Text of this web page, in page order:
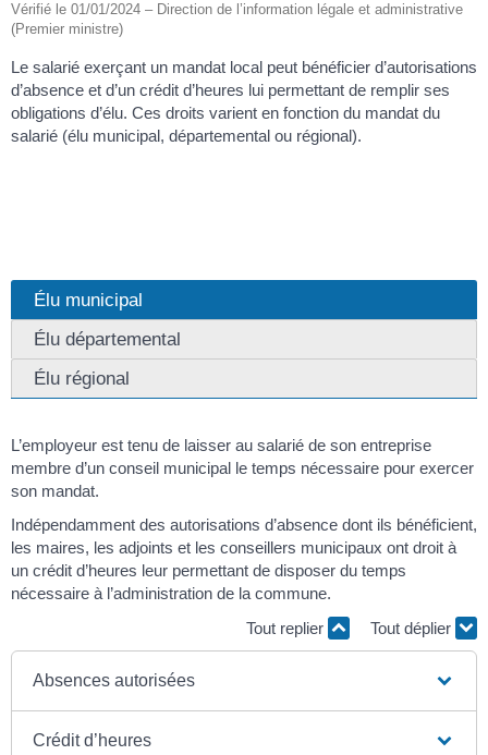
Vérifié le 01/01/2024 – Direction de l’information légale et administrative
(Premier ministre)
Le salarié exerçant un mandat local peut bénéficier d’autorisations
d’absence et d’un crédit d’heures lui permettant de remplir ses
obligations d’élu. Ces droits varient en fonction du mandat du
salarié (élu municipal, départemental ou régional).
Élu municipal
Élu départemental
Élu régional
L’employeur est tenu de laisser au salarié de son entreprise
membre d’un conseil municipal le temps nécessaire pour exercer
son mandat.
Indépendamment des autorisations d’absence dont ils bénéficient,
les maires, les adjoints et les conseillers municipaux ont droit à
un crédit d’heures leur permettant de disposer du temps
nécessaire à l’administration de la commune.
Tout replier
Tout déplier
Absences autorisées
Crédit d’heures